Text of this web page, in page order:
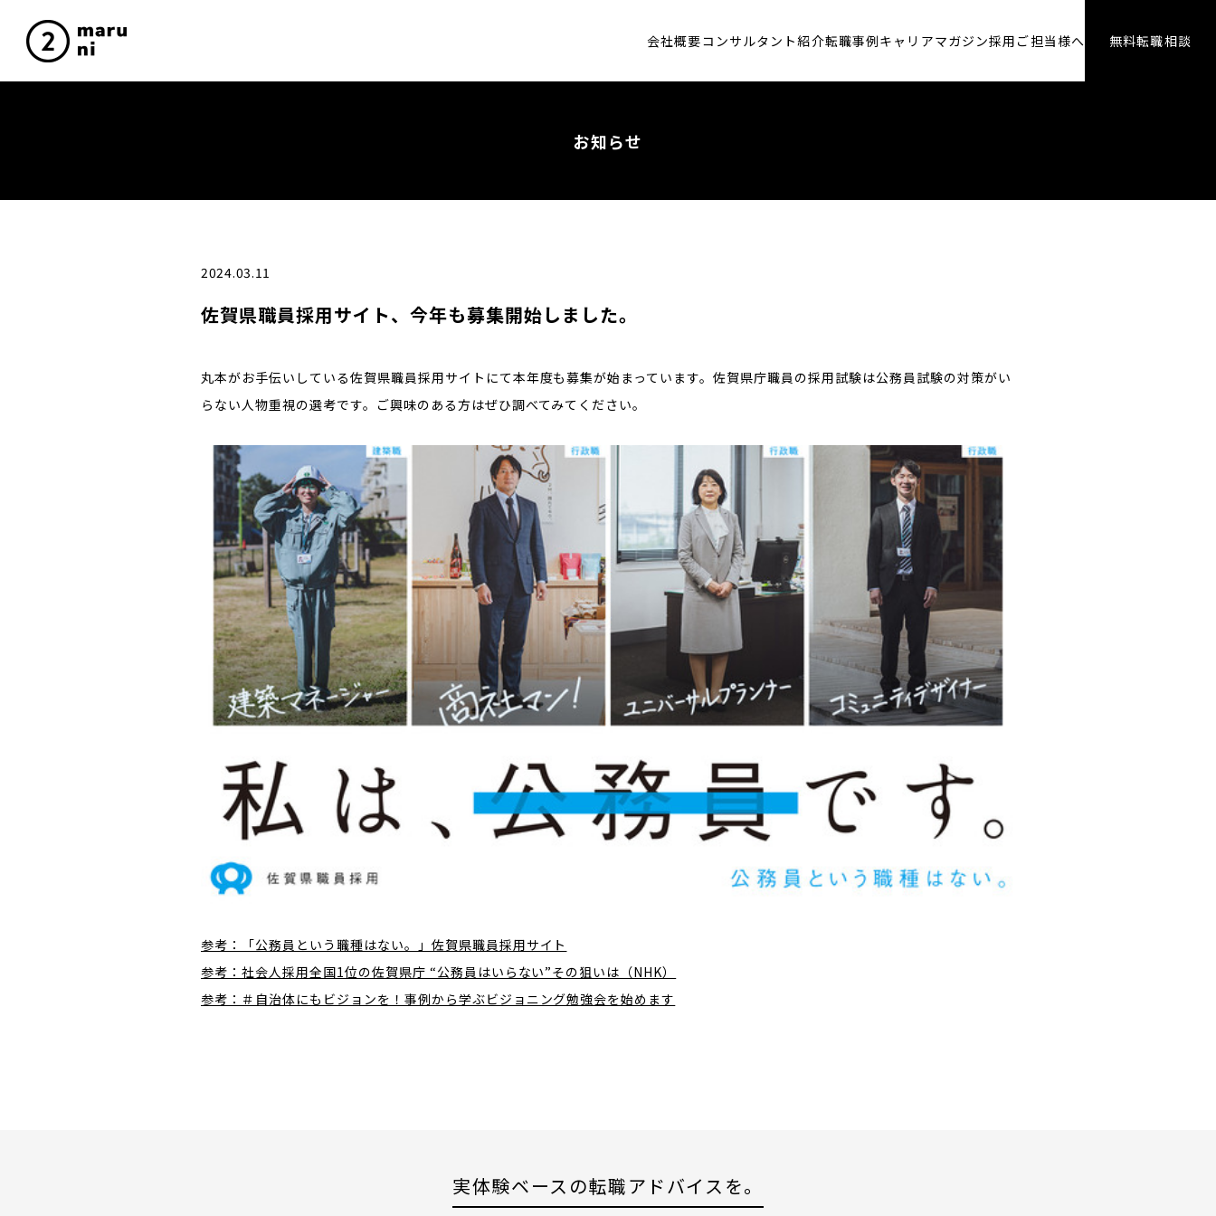
会社概要コンサルタント紹介転職事例キャリアマガジン採用ご担当様へ 無料転職相談
お知らせ
2024.03.11
佐賀県職員採用サイト、今年も募集開始しました。
丸本がお手伝いしている佐賀県職員採用サイトにて本年度も募集が始まっています。佐賀県庁職員の採用試験は公務員試験の対策がい
らない人物重視の選考です。ご興味のある方はぜひ調べてみてください。
参考：「公務員という職種はない。」佐賀県職員採用サイト
参考：社会人採用全国1位の佐賀県庁 “公務員はいらない”その狙いは（NHK）
参考：＃自治体にもビジョンを！事例から学ぶビジョニング勉強会を始めます
実体験ベースの転職アドバイスを。